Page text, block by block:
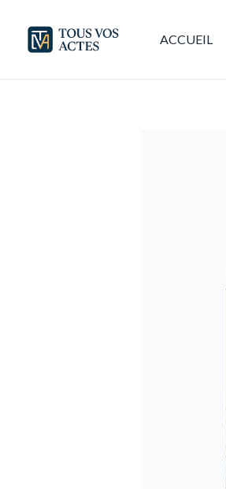
contenu
ACCUEIL